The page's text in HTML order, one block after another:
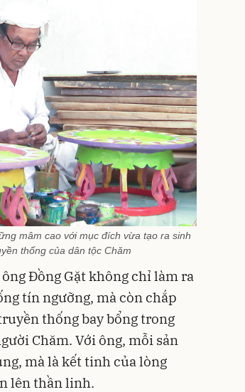
mâm cao với mục đích vừa tạo ra sinh
thống của dân tộc Chăm
Đồng Gặt không chỉ làm ra
tín ngưỡng, mà còn chắp
thống bay bổng trong
Chăm. Với ông, mỗi sản
mà là kết tinh của lòng
lên thần linh.